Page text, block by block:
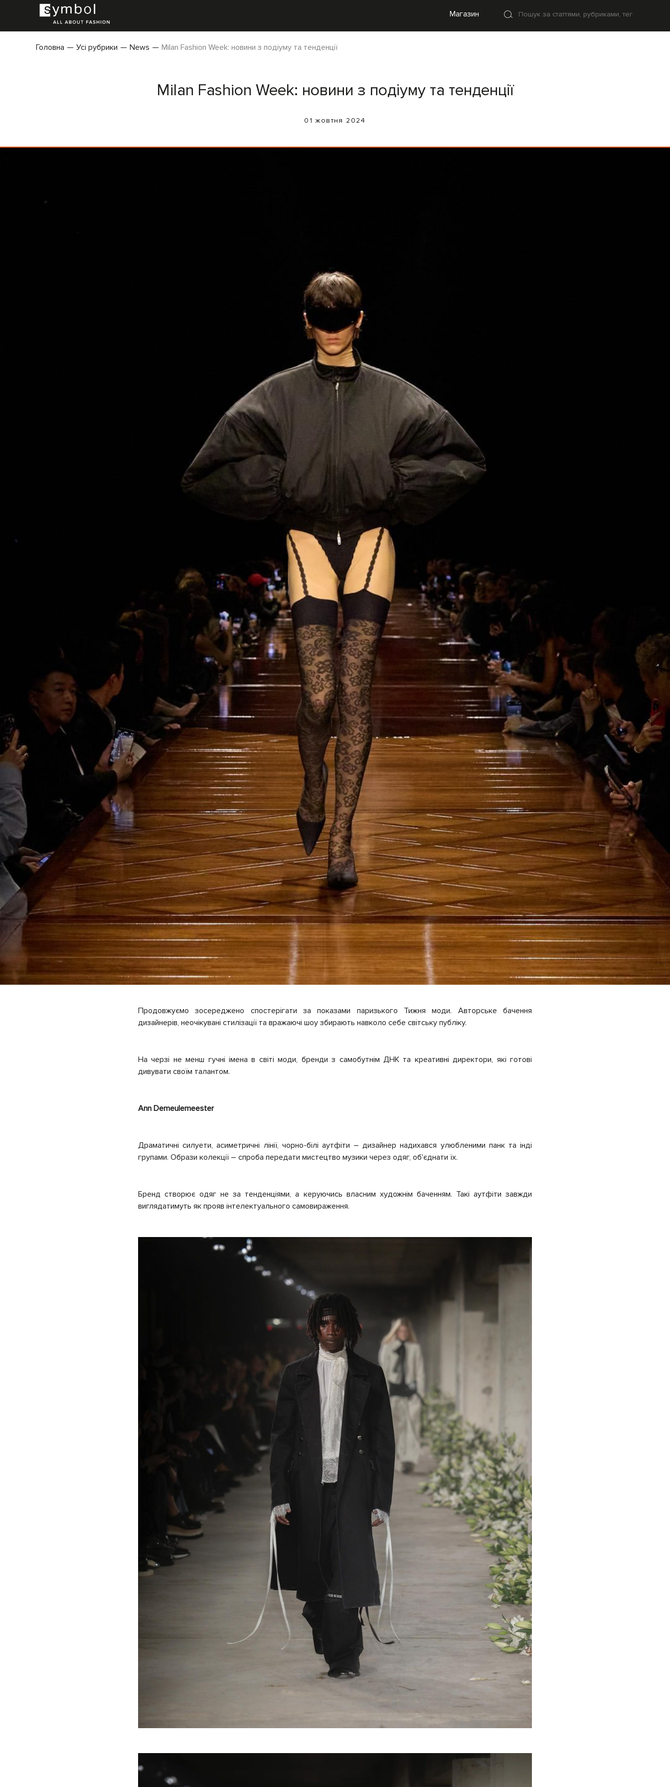
Магазин
Головна Усі рубрики News Milan Fashion Week: новини з подіуму та тенденції
Milan Fashion Week: новини з подіуму та тенденції
01 жовтня 2024
Продовжуємо зосереджено спостерігати за показами паризького Тижня моди. Авторське бачення
дизайнерів, неочікувані стилізації та вражаючі шоу збирають навколо себе світську публіку.
На черзі не менш гучні імена в світі моди, бренди з самобутнім ДНК та креативні директори, які готові
дивувати своїм талантом.
Ann Demeulemeester
Драматичні силуети, асиметричні лінії, чорно-білі аутфіти – дизайнер надихався улюбленими панк та інді
групами. Образи колекції – спроба передати мистецтво музики через одяг, об'єднати їх.
Бренд створює одяг не за тенденціями, а керуючись власним художнім баченням. Такі аутфіти завжди
виглядатимуть як прояв інтелектуального самовираження.